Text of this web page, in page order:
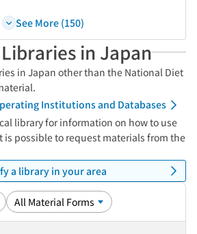
See More (150)
in Japan
in Japan other than the National Diet
Institutions and Databases
library for information on how to use
is possible to request materials from the
a library in your area